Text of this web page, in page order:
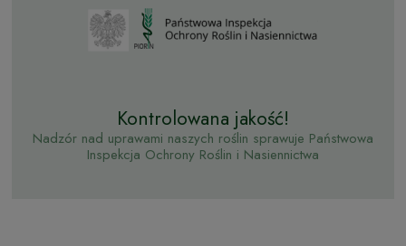
Kontrolowana jakość!
Nadzór nad uprawami naszych roślin sprawuje Państwowa
Inspekcja Ochrony Roślin i Nasiennictwa